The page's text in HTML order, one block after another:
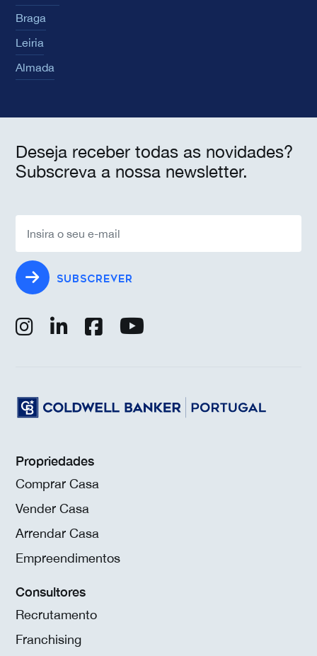
Braga
Leiria
Almada
Deseja receber todas as novidades?
Subscreva a nossa newsletter.
SUBSCREVER
Propriedades
Comprar Casa
Vender Casa
Arrendar Casa
Empreendimentos
Consultores
Recrutamento
Franchising